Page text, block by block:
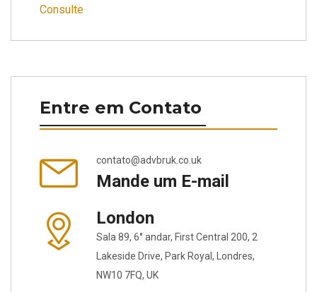
Consulte
Entre em Contato
contato@advbruk.co.uk
Mande um E-mail
London
Sala 89, 6° andar, First Central 200, 2
Lakeside Drive, Park Royal, Londres,
NW10 7FQ, UK